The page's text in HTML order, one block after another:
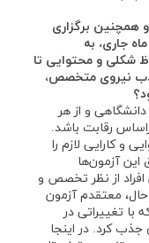
همچنین برگزاری
جاری، به
شکلی و محتوایی تا
نیروی متخصص،
و از هر
رقابت باشد.
و کارایی لازم را
این آزمون‌ها
افراد از نظر تخصص و
معتقدم آزمون
تغییراتی در
جذب کرد. در اینجا